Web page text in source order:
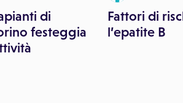
di
festeggia
Fattori di
l’epatite B